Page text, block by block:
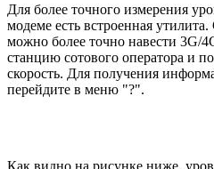
Для более точного измерения
модеме есть встроенная
можно более точно навести 3G/
станцию сотового оператора и
скорость. Для получения
перейдите в меню "?".
Как видно на рисунке ниже,